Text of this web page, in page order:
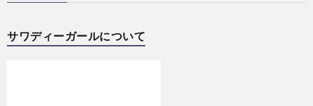
サワディーガールについて